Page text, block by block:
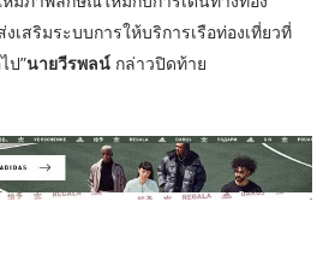
เสริมระบบการให้บริการเรือท่องเที่ยวที่
ป”นายวีรพลน์กล่าวปิดท้าย